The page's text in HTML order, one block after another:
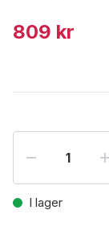
809 kr
I lager